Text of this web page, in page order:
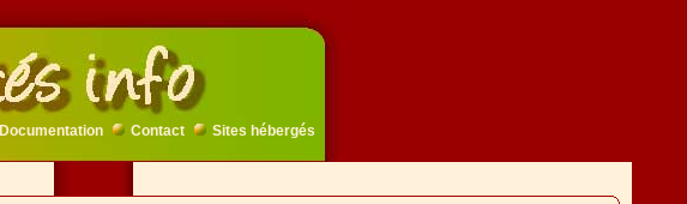
Documentation Contact Sites hébergés